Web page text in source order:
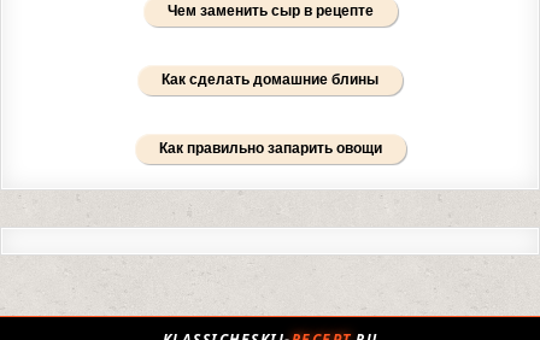
Чем заменить сыр в рецепте
Как сделать домашние блины
Как правильно запарить овощи